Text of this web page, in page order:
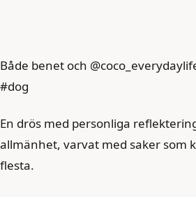
Både benet och
#dog
En drös med personliga
allmänhet, varvat med saker som
flesta.